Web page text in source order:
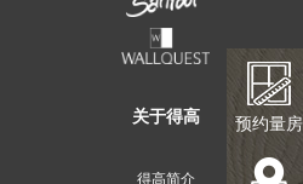
墙面装饰材料
预约量房